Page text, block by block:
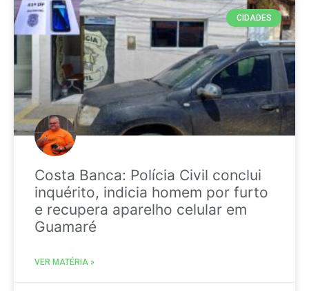
CIDADES
Costa Banca: Polícia Civil conclui
inquérito, indicia homem por furto
e recupera aparelho celular em
Guamaré
VER MATÉRIA »